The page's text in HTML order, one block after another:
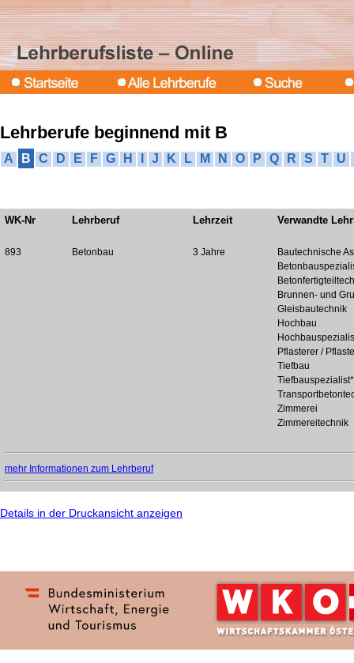
Lehrberufe beginnend mit B
A B C D E F G H J K L M N O P Q R S T U
WK-Nr Lehrberuf Lehrzeit Verwandte
893 Betonbau 3 Jahre
Bautechnische
Brunnen- und
Gleisbautechnik
Hochbau
Pflasterer /
Tiefbau
Zimmerei
Zimmereitechnik
mehr Informationen zum Lehrberuf
Details in der Druckansicht anzeigen